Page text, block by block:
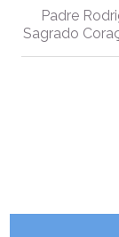
Padre
Sagrado